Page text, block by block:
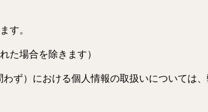
す。
た場合を除きます）
ず）における個人情報の取扱いについては